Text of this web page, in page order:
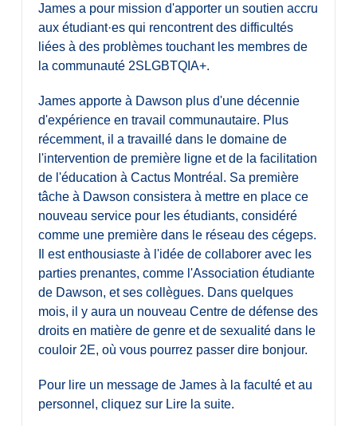
James a pour mission d'apporter un soutien accru
aux étudiant·es qui rencontrent des difficultés
liées à des problèmes touchant les membres de
la communauté 2SLGBTQIA+.
James apporte à Dawson plus d'une décennie
d'expérience en travail communautaire. Plus
récemment, il a travaillé dans le domaine de
l'intervention de première ligne et de la facilitation
de l'éducation à Cactus Montréal. Sa première
tâche à Dawson consistera à mettre en place ce
nouveau service pour les étudiants, considéré
comme une première dans le réseau des cégeps.
Il est enthousiaste à l'idée de collaborer avec les
parties prenantes, comme l'Association étudiante
de Dawson, et ses collègues. Dans quelques
mois, il y aura un nouveau Centre de défense des
droits en matière de genre et de sexualité dans le
couloir 2E, où vous pourrez passer dire bonjour.
Pour lire un message de James à la faculté et au
personnel, cliquez sur Lire la suite.